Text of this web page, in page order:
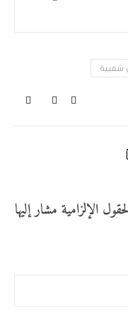
شعبية
الإلزامية مشار إليها